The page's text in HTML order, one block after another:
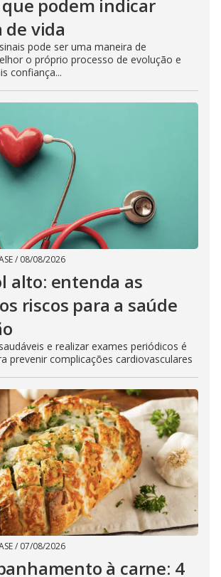
podem indicar
de vida
pode ser uma maneira de
o próprio processo de evolução e
confiança...
/ 08/08/2026
alto: entenda as
riscos para a saúde
e realizar exames periódicos é
prevenir complicações cardiovasculares
/ 07/08/2026
à carne: 4